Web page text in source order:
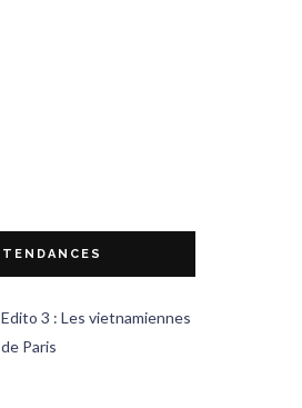
TENDANCES
Edito 3 : Les vietnamiennes
de Paris